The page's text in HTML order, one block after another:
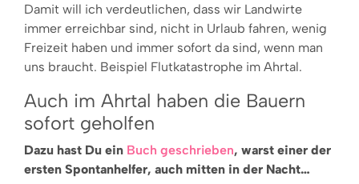
Damit will ich verdeutlichen, dass wir Landwirte
immer erreichbar sind, nicht in Urlaub fahren, wenig
Freizeit haben und immer sofort da sind, wenn man
uns braucht. Beispiel Flutkatastrophe im Ahrtal.
Auch im Ahrtal haben die Bauern
sofort geholfen
Dazu hast Du ein Buch geschrieben, warst einer der
ersten Spontanhelfer, auch mitten in der Nacht…